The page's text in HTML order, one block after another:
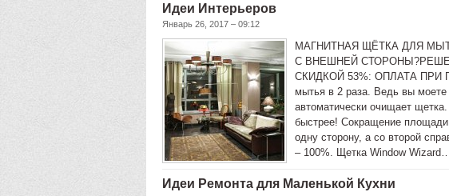
Идеи Интерьеров
Январь 26, 2017 – 09:12
МАГНИТНАЯ ЩЁТКА ДЛЯ
С ВНЕШНЕЙ
СКИДКОЙ 53%: ОПЛАТА ПРИ
мытья в 2 раза. Ведь вы моете
автоматически очищает
быстрее! Cокращение
одну сторону, а со второй
– 100%. Щетка Window
Идеи Ремонта для Маленькой Кухни